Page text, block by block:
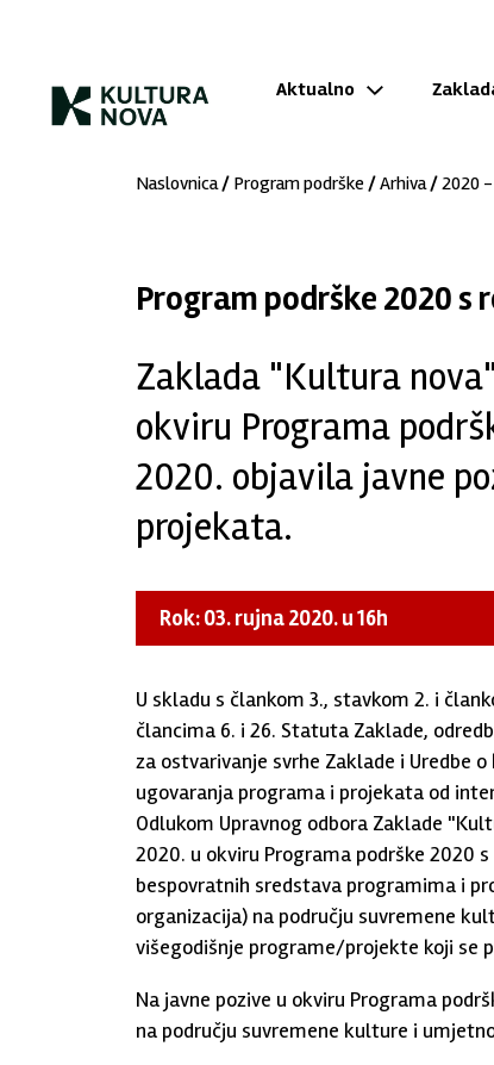
Aktualno
Naslovnica/ Program podrške /Arhiva/2020 -
Program podrške 2020 s
Zaklada "Kultura
okviru Programa
2020. objavila javne
projekata.
Rok: 03. rujna 2020. u 16h
U skladu s člankom 3., stavkom 2. i
člancima 6. i 26. Statuta Zaklade,
za ostvarivanje svrhe Zaklade i Uredbe
ugovaranja programa i projekata od
Odlukom Upravnog odbora Zaklade
2020. u okviru Programa podrške 2020
bespovratnih sredstava programima i
organizacija) na području suvremene
višegodišnje programe/projekte koji se
Na javne pozive u okviru Programa
na području suvremene kulture i